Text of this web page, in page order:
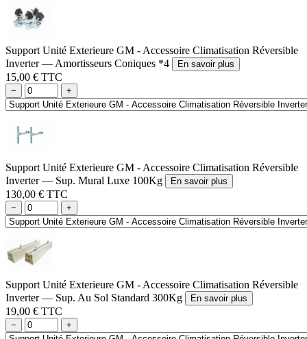
Support Unité Exterieure GM - Accessoire Climatisation Réversible
Inverter — Amortisseurs Coniques *4
En savoir plus
15,00 € TTC
− +
Support Unité Exterieure GM - Accessoire Climatisation Réversible
Inverter — Sup. Mural Luxe 100Kg
En savoir plus
130,00 € TTC
− +
Support Unité Exterieure GM - Accessoire Climatisation Réversible
Inverter — Sup. Au Sol Standard 300Kg
En savoir plus
19,00 € TTC
− +